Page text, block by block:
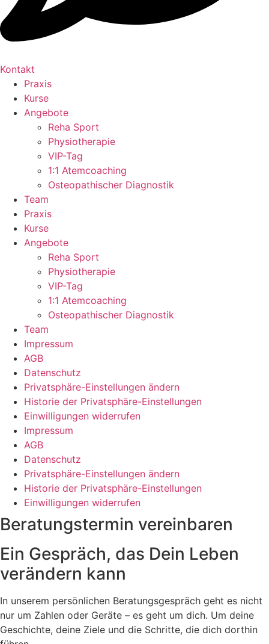
Kontakt
Praxis
Kurse
Angebote
Reha Sport
Physiotherapie
VIP-Tag
1:1 Atemcoaching
Osteopathischer Diagnostik
Team
Praxis
Kurse
Angebote
Reha Sport
Physiotherapie
VIP-Tag
1:1 Atemcoaching
Osteopathischer Diagnostik
Team
Impressum
AGB
Datenschutz
Privatsphäre-Einstellungen ändern
Historie der Privatsphäre-Einstellungen
Einwilligungen widerrufen
Impressum
AGB
Datenschutz
Privatsphäre-Einstellungen ändern
Historie der Privatsphäre-Einstellungen
Einwilligungen widerrufen
Beratungstermin vereinbaren
Ein Gespräch, das Dein Leben
verändern kann
In unserem persönlichen Beratungsgespräch geht es nicht
nur um Zahlen oder Geräte – es geht um dich. Um deine
Geschichte, deine Ziele und die Schritte, die dich dorthin